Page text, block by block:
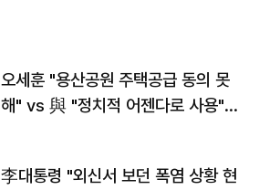
오세훈 "용산공원 주택공급 동의 못
해" vs 與 "정치적 어젠다로 사용"
李대통령 "외신서 보던 폭염 상황 현